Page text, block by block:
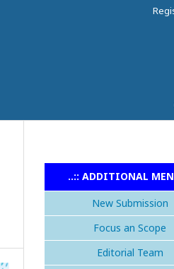
..:: ADDITIONAL
New Submission
Focus an Scope
Editorial Team